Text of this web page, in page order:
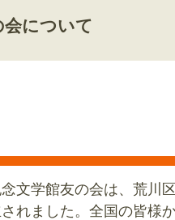
会について
文学館友の会は、荒川
されました。全国の皆様